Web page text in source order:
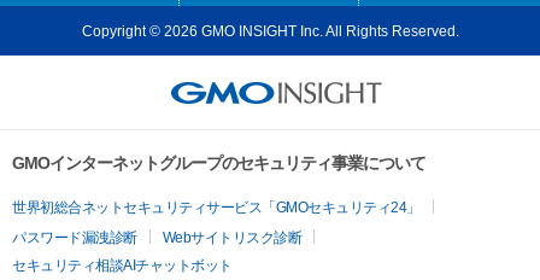
Copyright © 2026 GMO INSIGHT Inc. All Rights Reserved.
GMOインターネットグループのセキュリティ事業について
世界初総合ネットセキュリティサービス「GMOセキュリティ24」
パスワード漏洩診断
Webサイトリスク診断
セキュリティ相談AIチャットボット